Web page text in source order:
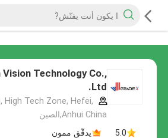
Technology Co.,
Ltd.
High Tech Zone, Hefei,
Anhui China,الصين
5.0
يدقّق ممون